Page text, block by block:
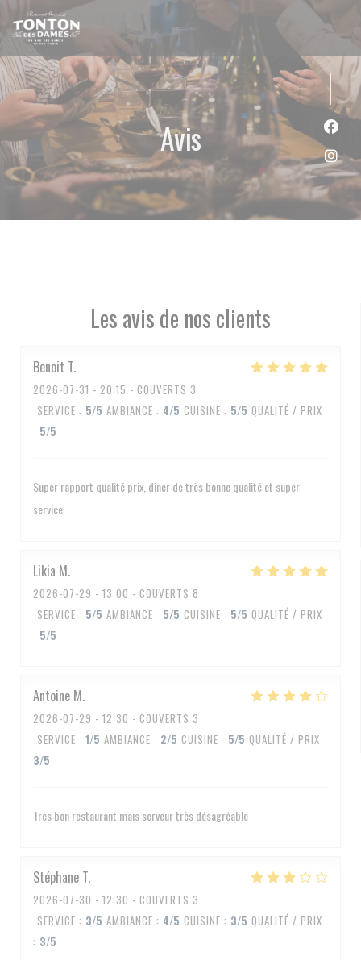
Personnalisation de vos choix en matière de cookies
Avis
Les avis de nos clients
Benoit T
2026-07-31 - 20:15 - COUVERTS 3
SERVICE : 5/5 AMBIANCE : 4/5 CUISINE : 5/5 QUALITÉ / PRIX
: 5/5
Super rapport qualité prix, dîner de très bonne qualité et super
service
Likia M
2026-07-29 - 13:00 - COUVERTS 8
SERVICE : 5/5 AMBIANCE : 5/5 CUISINE : 5/5 QUALITÉ / PRIX
: 5/5
Antoine M
2026-07-29 - 12:30 - COUVERTS 3
SERVICE : 1/5 AMBIANCE : 2/5 CUISINE : 5/5 QUALITÉ / PRIX :
3/5
Très bon restaurant mais serveur très désagréable
Stéphane T
2026-07-30 - 12:30 - COUVERTS 3
SERVICE : 3/5 AMBIANCE : 4/5 CUISINE : 3/5 QUALITÉ / PRIX
: 3/5